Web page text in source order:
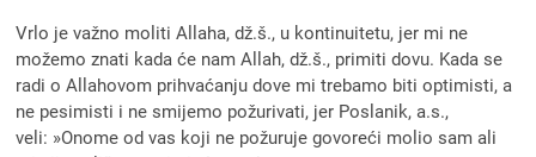
Vrlo je važno moliti Allaha, dž.š., u kontinuitetu, jer mi ne
možemo znati kada će nam Allah, dž.š., primiti dovu. Kada se
radi o Allahovom prihvaćanju dove mi trebamo biti optimisti, a
ne pesimisti i ne smijemo požurivati, jer Poslanik, a.s.,
veli: »Onome od vas koji ne požuruje govoreći molio sam ali